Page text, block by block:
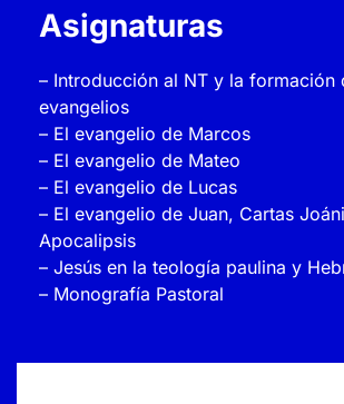
Asignaturas
– Introducción al NT y la formación
evangelios
– El evangelio de Marcos
– El evangelio de Mateo
– El evangelio de Lucas
– El evangelio de Juan, Cartas
Apocalipsis
– Jesús en la teología paulina y
– Monografía Pastoral